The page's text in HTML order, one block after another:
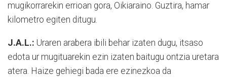
mugikorrarekin errioan gora, Oikiaraino. Guztira, hamar
kilometro egiten ditugu.
J.A.L.: Uraren arabera ibili behar izaten dugu, itsaso
edota ur mugituarekin ezin izaten baitugu ontzia uretara
atera. Haize gehiegi bada ere ezinezkoa da